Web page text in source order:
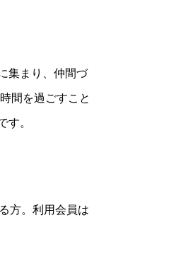
集まり、仲間づ
間を過ごすこと
。
方。利用会員は